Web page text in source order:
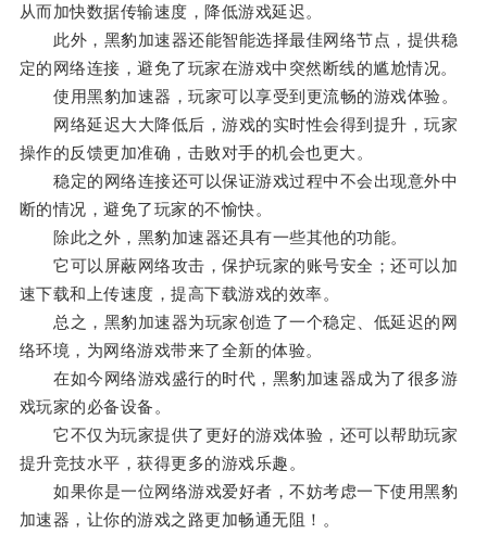
从而加快数据传输速度，降低游戏延迟。
此外，黑豹加速器还能智能选择最佳网络节点，提供稳
定的网络连接，避免了玩家在游戏中突然断线的尴尬情况。
使用黑豹加速器，玩家可以享受到更流畅的游戏体验。
网络延迟大大降低后，游戏的实时性会得到提升，玩家
操作的反馈更加准确，击败对手的机会也更大。
稳定的网络连接还可以保证游戏过程中不会出现意外中
断的情况，避免了玩家的不愉快。
除此之外，黑豹加速器还具有一些其他的功能。
它可以屏蔽网络攻击，保护玩家的账号安全；还可以加
速下载和上传速度，提高下载游戏的效率。
总之，黑豹加速器为玩家创造了一个稳定、低延迟的网
络环境，为网络游戏带来了全新的体验。
在如今网络游戏盛行的时代，黑豹加速器成为了很多游
戏玩家的必备设备。
它不仅为玩家提供了更好的游戏体验，还可以帮助玩家
提升竞技水平，获得更多的游戏乐趣。
如果你是一位网络游戏爱好者，不妨考虑一下使用黑豹
加速器，让你的游戏之路更加畅通无阻！。